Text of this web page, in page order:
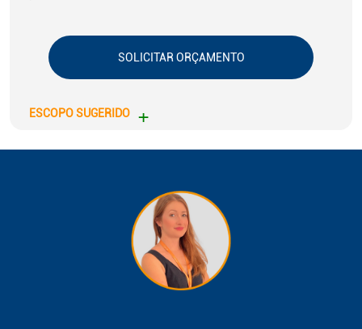
SOLICITAR ORÇAMENTO
ESCOPO SUGERIDO +